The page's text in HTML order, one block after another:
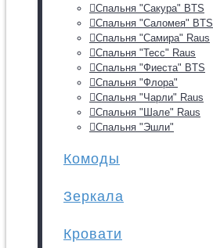
Спальня "Сакура" BTS
Спальня "Саломея" BTS
Спальня "Самира" Raus
Спальня "Тесс" Raus
Спальня "Фиеста" BTS
Спальня "Флора"
Спальня "Чарли" Raus
Спальня "Шале" Raus
Спальня "Эшли"
Комоды
Зеркала
Кровати